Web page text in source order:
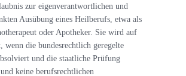
zur eigenverantwortlichen und
Ausübung eines Heilberufs, etwa als
oder Apotheker. Sie wird auf
wenn die bundesrechtlich geregelte
und die staatliche Prüfung
keine berufsrechtlichen